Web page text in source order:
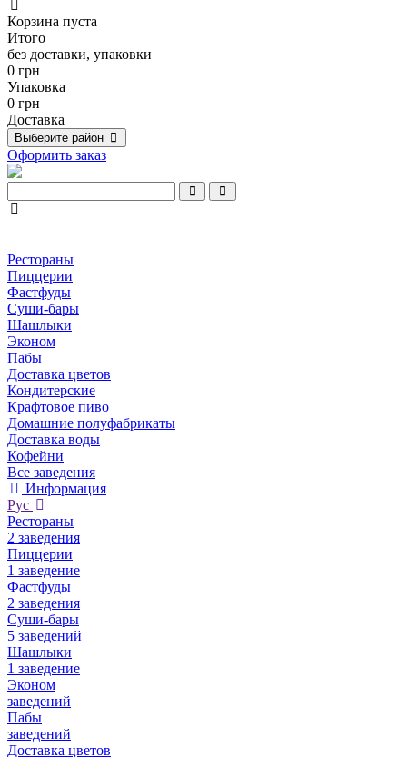
Корзина пуста
Итого
без доставки, упаковки
0 грн
Упаковка
0 грн
Доставка
Выберите район
Оформить заказ
Рестораны
Пиццерии
Фастфуды
Суши-бары
Шашлыки
Эконом
Пабы
Доставка цветов
Кондитерские
Крафтовое пиво
Домашние полуфабрикаты
Доставка воды
Кофейни
Все заведения
Информация
Рус
Рестораны
2 заведения
Пиццерии
1 заведение
Фастфуды
2 заведения
Суши-бары
5 заведений
Шашлыки
1 заведение
Эконом
заведений
Пабы
заведений
Доставка цветов